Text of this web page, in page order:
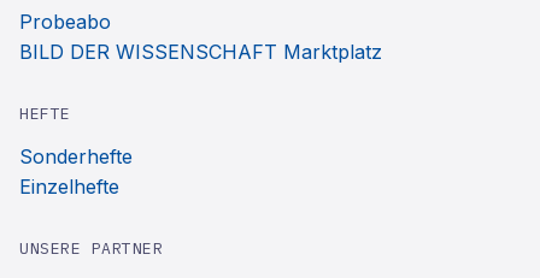
Probeabo
BILD DER WISSENSCHAFT Marktplatz
HEFTE
Sonderhefte
Einzelhefte
UNSERE PARTNER